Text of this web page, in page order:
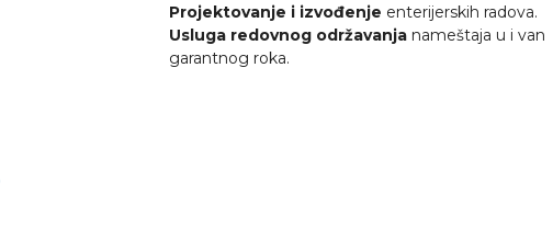
Projektovanje i izvođenje enterijerskih radova.
Usluga redovnog održavanjanameštaja u i van
garantnog roka.